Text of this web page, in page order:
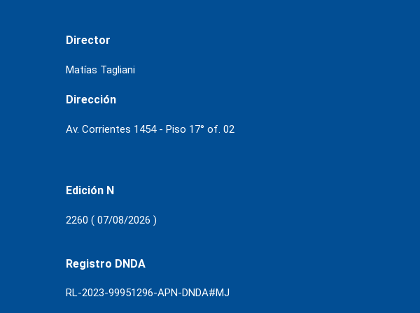
Director
Matías Tagliani
Dirección
Av. Corrientes 1454 - Piso 17° of. 02
Edición N
2260 ( 07/08/2026 )
Registro DNDA
RL-2023-99951296-APN-DNDA#MJ